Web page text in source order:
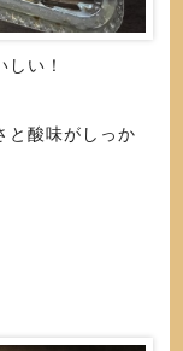
い！
と酸味がしっか